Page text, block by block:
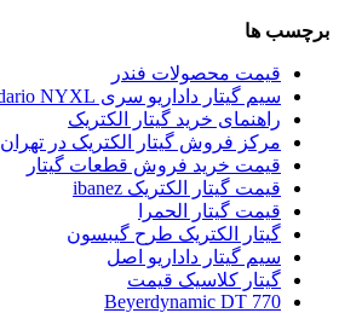
برچسب ها
قیمت محصولات فندر
سیم گیتار داداریو سری Daddario NYXL
راهنمای خرید گیتار الکتریک
مرکز فروش گیتار الکتریک در تهران
قیمت خرید فروش قطعات گیتار
قیمت گیتار الکتریک ibanez
قیمت گیتار الحمرا
گیتار الکتریک طرح گیبسون
سیم گیتار داداریو اصل
گیتار کلاسیک قیمت
Beyerdynamic DT 770